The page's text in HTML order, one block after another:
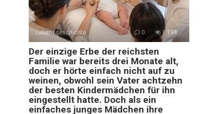
Lebensgeschichte 0 1.198
Der einzige Erbe der reichsten
Familie war bereits drei Monate alt,
doch er hörte einfach nicht auf zu
weinen, obwohl sein Vater achtzehn
der besten Kindermädchen für ihn
eingestellt hatte. Doch als ein
einfaches junges Mädchen ihre